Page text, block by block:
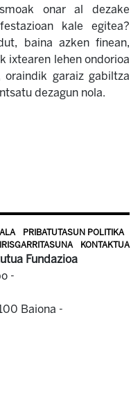
onar al dezake
kale egitea?
baina azken finean,
ixtearen lehen ondorioa
oraindik garaiz gabiltza
dezagun nola.
PRIBATUTASUN POLITIKA
IRISGARRITASUNA KONTAKTUA
Fundazioa
-
Baiona -